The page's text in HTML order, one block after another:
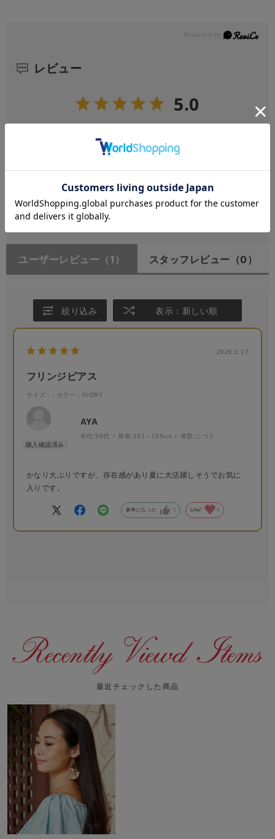
レビュー
5.0
1
★4 (0)
3 (0)
★2 (0)
★1
ユーザーレビュー （1） スタッフレビュー （0）
絞り込み 表示：新しい順
2026.2.17
フリンジピアス
サイズ：- カラー：IVORY
AYA
年代:50代 身長: 151～155cm 体型: ふつう
かなり大ぶりですが、存在感があり夏に大活躍しそうでお気に
入りです。
参考になった 1 Like! 0
最近チェックした商品